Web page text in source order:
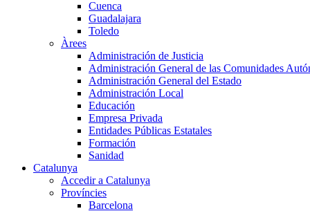
Cuenca
Guadalajara
Toledo
Àrees
Administración de Justicia
Administración General de las Comunidades
Administración General del Estado
Administración Local
Educación
Empresa Privada
Entidades Públicas Estatales
Formación
Sanidad
Catalunya
Accedir a Catalunya
Províncies
Barcelona